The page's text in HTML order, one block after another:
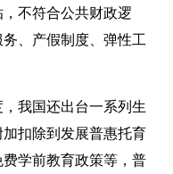
不符合公共财政逻
、产假制度、弹性工
我国还出台一系列生
扣除到发展普惠托育
学前教育政策等，普